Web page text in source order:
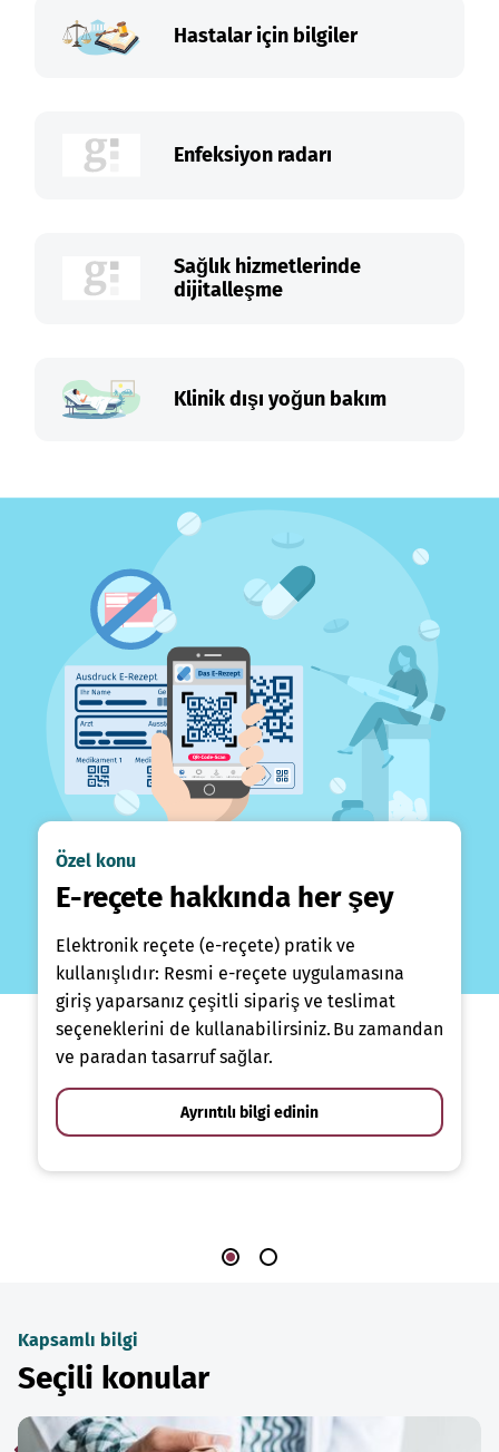
Hastalar için bilgiler
Enfeksiyon radarı
Sağlık hizmetlerinde
dijitalleşme
Klinik dışı yoğun bakım
Özel konu
E-reçete hakkında her şey
Elektronik reçete (e-reçete) pratik ve
kullanışlıdır: Resmi e-reçete uygulamasına
giriş yaparsanız çeşitli sipariş ve teslimat
seçeneklerini de kullanabilirsiniz. Bu zamandan
ve paradan tasarruf sağlar.
Ayrıntılı bilgi edinin
Kapsamlı bilgi
Seçili konular